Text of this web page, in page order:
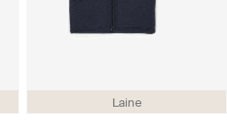
Laine